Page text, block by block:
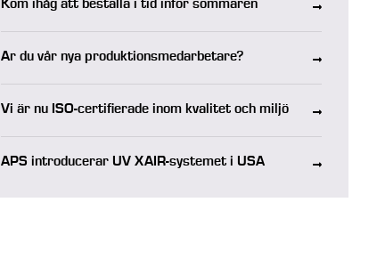
Kom ihåg att beställa i tid inför sommaren
Är du vår nya produktionsmedarbetare?
Vi är nu ISO-certifierade inom kvalitet och miljö
APS introducerar UV XAIR-systemet i USA